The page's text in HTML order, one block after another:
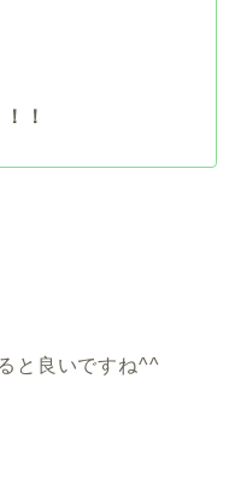
！
と良いですね^^